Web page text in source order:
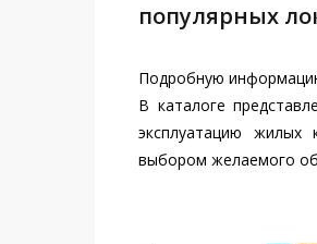
популярных
Подробную
В каталоге
эксплуатацию жилых
выбором желаемого